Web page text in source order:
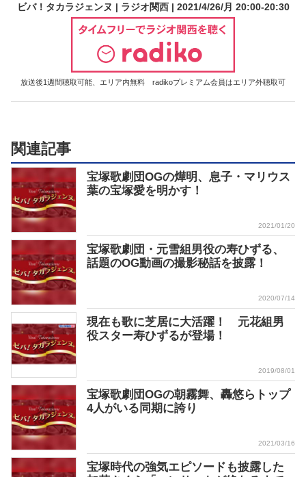
ビバ！タカラジェンヌ | ラジオ関西 | 2021/4/26/月 20:00-20:30
放送後1週間聴取可能、エリア内無料 radikoプレミアム会員はエリア外聴取可
関連記事
宝塚歌劇団OGの燁明、息子・マリウス
葉の宝塚愛を明かす！
2021/01/20
宝塚歌劇団・元雪組男役の寿ひずる、
話題のOG動画の撮影秘話を披露！
2020/07/14
現在も歌に芝居に大活躍！ 元花組男
役スター寿ひずるが登場！
2019/08/01
宝塚歌劇団OGの朝霧舞、轟悠らトップ
4人がいる同期に誇り
2021/03/16
宝塚時代の強気エピソードも披露した